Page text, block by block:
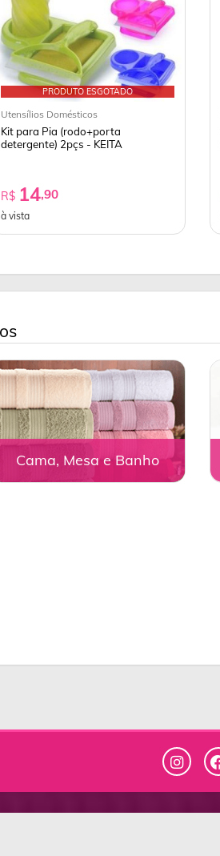
PRODUTO ESGOTADO
Utensílios Domésticos
Kit para Pia (rodo+porta
detergente) 2pçs - KEITA
R$ 14,90
à vista
Cama, Mesa e Banho